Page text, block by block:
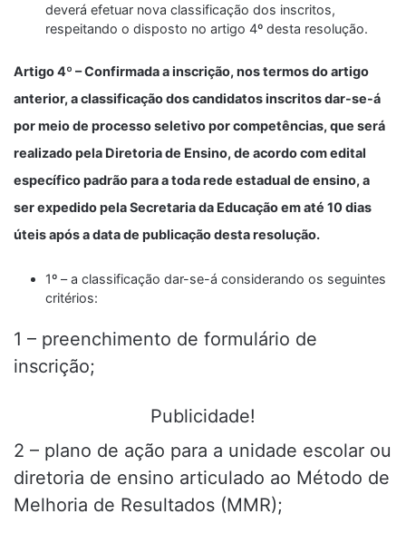
deverá efetuar nova classificação dos inscritos,
respeitando o disposto no artigo 4º desta resolução.
Artigo 4º – Confirmada a inscrição, nos termos do artigo
anterior, a classificação dos candidatos inscritos dar-se-á
por meio de processo seletivo por competências, que será
realizado pela Diretoria de Ensino, de acordo com edital
específico padrão para a toda rede estadual de ensino, a
ser expedido pela Secretaria da Educação em até 10 dias
úteis após a data de publicação desta resolução.
1º – a classificação dar-se-á considerando os seguintes
critérios:
1 – preenchimento de formulário de
inscrição;
Publicidade!
2 – plano de ação para a unidade escolar ou
diretoria de ensino articulado ao Método de
Melhoria de Resultados (MMR);